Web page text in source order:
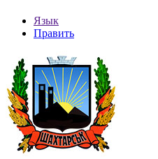
Язык
Править